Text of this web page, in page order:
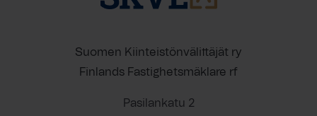
Suomen Kiinteistönvälittäjät ry
Finlands Fastighetsmäklare rf
Pasilankatu 2